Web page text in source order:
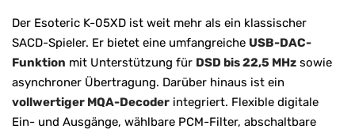
Der Esoteric K-05XD ist weit mehr als ein klassischer
SACD-Spieler. Er bietet eine umfangreiche USB-DAC-
Funktion mit Unterstützung für DSD bis 22,5 MHz sowie
asynchroner Übertragung. Darüber hinaus ist ein
vollwertiger MQA-Decoder integriert. Flexible digitale
Ein- und Ausgänge, wählbare PCM-Filter, abschaltbare